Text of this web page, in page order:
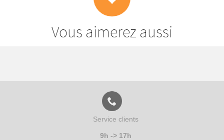
Vous aimerez aussi
Service clients
9h -> 17h